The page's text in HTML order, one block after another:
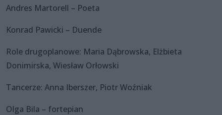
Andres Martorell – Poeta
Konrad Pawicki – Duende
Role drugoplanowe: Maria Dąbrowska, Elżbieta
Donimirska, Wiesław Orłowski
Tancerze: Anna Iberszer, Piotr Woźniak
Olga Bila – fortepian